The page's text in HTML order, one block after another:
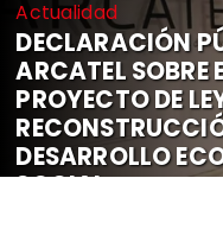
Actualidad
DECLARACIÓN
ARCATEL SOBRE
PROYECTO DE
DESARROLLO
SOCIAL